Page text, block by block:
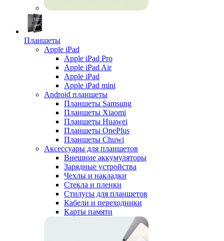
Планшеты
Apple iPad
Apple iPad Pro
Apple iPad Air
Apple iPad
Apple iPad mini
Android планшеты
Планшеты Samsung
Планшеты Xiaomi
Планшеты Huawei
Планшеты OnePlus
Планшеты Chuwi
Аксессуары для планшетов
Внешние аккумуляторы
Зарядные устройства
Чехлы и накладки
Стекла и пленки
Стилусы для планшетов
Кабели и переходники
Карты памяти